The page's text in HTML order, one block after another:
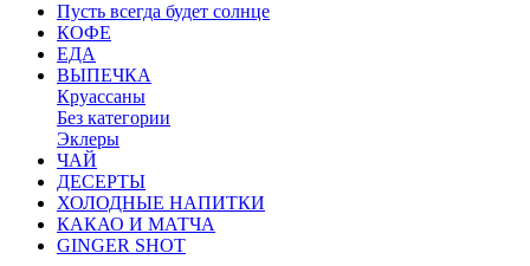
Пусть всегда будет солнце
КОФЕ
ЕДА
ВЫПЕЧКА
Круассаны
Без категории
Эклеры
ЧАЙ
ДЕСЕРТЫ
ХОЛОДНЫЕ НАПИТКИ
КАКАО И МАТЧА
GINGER SHOT